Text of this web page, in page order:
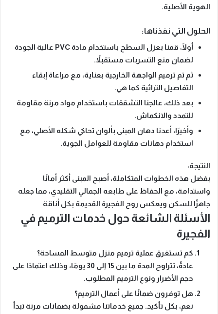
الهوية الأصلية.
الحلول التي نفذناها:
أولًا، قمنا بعزل السطح باستخدام مادة PVC عالية الجودة
لضمان منع التسربات مستقبلاً.
ثم تم ترميم الواجهة الخارجية بعناية، مع مراعاة إبقاء
التفاصيل التراثية كما هي.
بعد ذلك، عالجنا التشققات باستخدام مواد مرنة مقاومة
للتمدد والانكماش.
وأخيرًا، أعدنا دهان المبنى بألوان تحاكي شكله الأصلي، مع
استخدام دهانات مقاومة للعوامل الجوية.
النتيجة:
بفضل هذه الخطوات المتكاملة، أصبح المبنى أكثر أمانًا
واستدامة، مع الحفاظ على طابعه الجمالي التقليدي، مما جعله
جاهزًا للسكن ويعكس روح الفجيرة القديمة بكل أناقة
الأسئلة الشائعة حول خدمات الترميم في
الفجيرة
كم تستغرق عملية ترميم منزل متوسط المساحة؟
عادةً، تتراوح المدة ما بين 15 إلى 30 يومًا، وذلك
اعتمادًا على
حجم الأضرار ونوع الترميم المطلوب.
هل توفرون ضمانًا على أعمال الترميم؟
نعم، بكل تأكيد. جميع خدماتنا مشمولة بضمانات مرنة تبدأ